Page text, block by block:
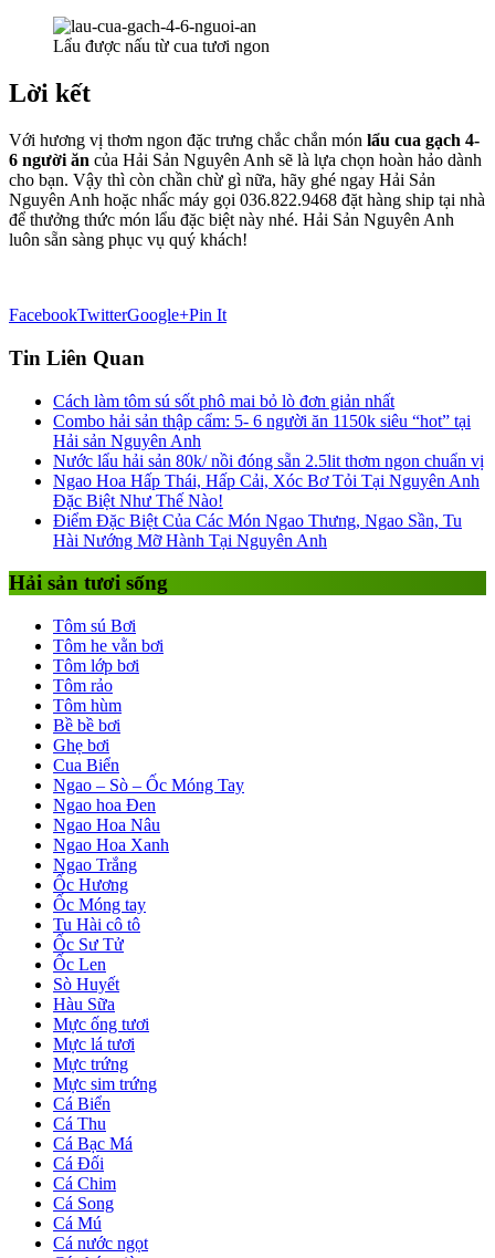
Lẩu được nấu từ cua tươi ngon
Lời kết
Với hương vị thơm ngon đặc trưng chắc chắn món lẩu cua gạch 4-
6 người ăn của Hải Sản Nguyên Anh sẽ là lựa chọn hoàn hảo dành
cho bạn. Vậy thì còn chần chừ gì nữa, hãy ghé ngay Hải Sản
Nguyên Anh hoặc nhấc máy gọi 036.822.9468 đặt hàng ship tại nhà
để thưởng thức món lẩu đặc biệt này nhé. Hải Sản Nguyên Anh
luôn sẵn sàng phục vụ quý khách!
FacebookTwitterGoogle+Pin It
Tin Liên Quan
Cách làm tôm sú sốt phô mai bỏ lò đơn giản nhất
Combo hải sản thập cẩm: 5- 6 người ăn 1150k siêu “hot” tại
Hải sản Nguyên Anh
Nước lẩu hải sản 80k/ nồi đóng sẵn 2.5lit thơm ngon chuẩn vị
Ngao Hoa Hấp Thái, Hấp Cải, Xóc Bơ Tỏi Tại Nguyên Anh
Đặc Biệt Như Thế Nào!
Điểm Đặc Biệt Của Các Món Ngao Thưng, Ngao Sần, Tu
Hài Nướng Mỡ Hành Tại Nguyên Anh
Hải sản tươi sống
Tôm sú Bơi
Tôm he vằn bơi
Tôm lớp bơi
Tôm rảo
Tôm hùm
Bề bề bơi
Ghẹ bơi
Cua Biển
Ngao – Sò – Ốc Móng Tay
Ngao hoa Đen
Ngao Hoa Nâu
Ngao Hoa Xanh
Ngao Trắng
Ốc Hương
Ốc Móng tay
Tu Hài cô tô
Ốc Sư Tử
Ốc Len
Sò Huyết
Hàu Sữa
Mực ống tươi
Mực lá tươi
Mực trứng
Mực sim trứng
Cá Biển
Cá Thu
Cá Bạc Má
Cá Đối
Cá Chim
Cá Song
Cá Mú
Cá nước ngọt